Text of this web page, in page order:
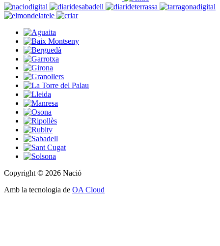
Copyright © 2026 Nació
Amb la tecnologia de OA Cloud